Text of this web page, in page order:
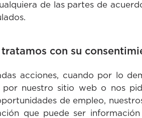
de las partes de
con su
acciones, cuando por lo
por nuestro sitio web o nos
de empleo,
que puede ser